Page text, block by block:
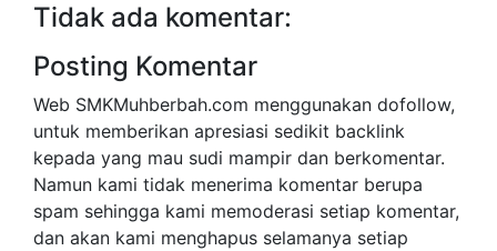
Tidak ada komentar:
Posting Komentar
Web SMKMuhberbah.com menggunakan dofollow,
untuk memberikan apresiasi sedikit backlink
kepada yang mau sudi mampir dan berkomentar.
Namun kami tidak menerima komentar berupa
spam sehingga kami memoderasi setiap komentar,
dan akan kami menghapus selamanya setiap